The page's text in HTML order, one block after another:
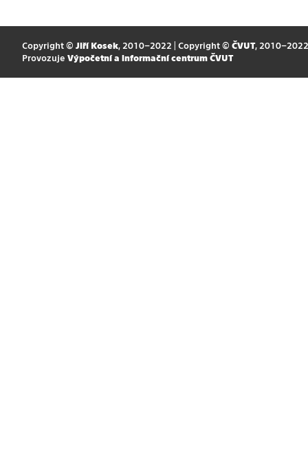
Copyright © Jiří Kosek, 2010–2022 | Copyright © ČVUT, 2010–2022
Provozuje Výpočetní a informační centrum ČVUT